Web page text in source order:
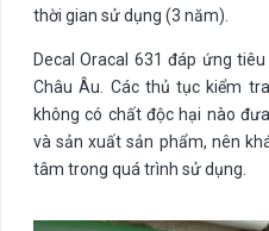
thời gian sử dụng (3 năm).
Decal Oracal 631 đáp ứng
Châu Âu. Các thủ tục kiểm
không có chất độc hại nào
và sản xuất sản phẩm, nên
tâm trong quá trình sử dụng.